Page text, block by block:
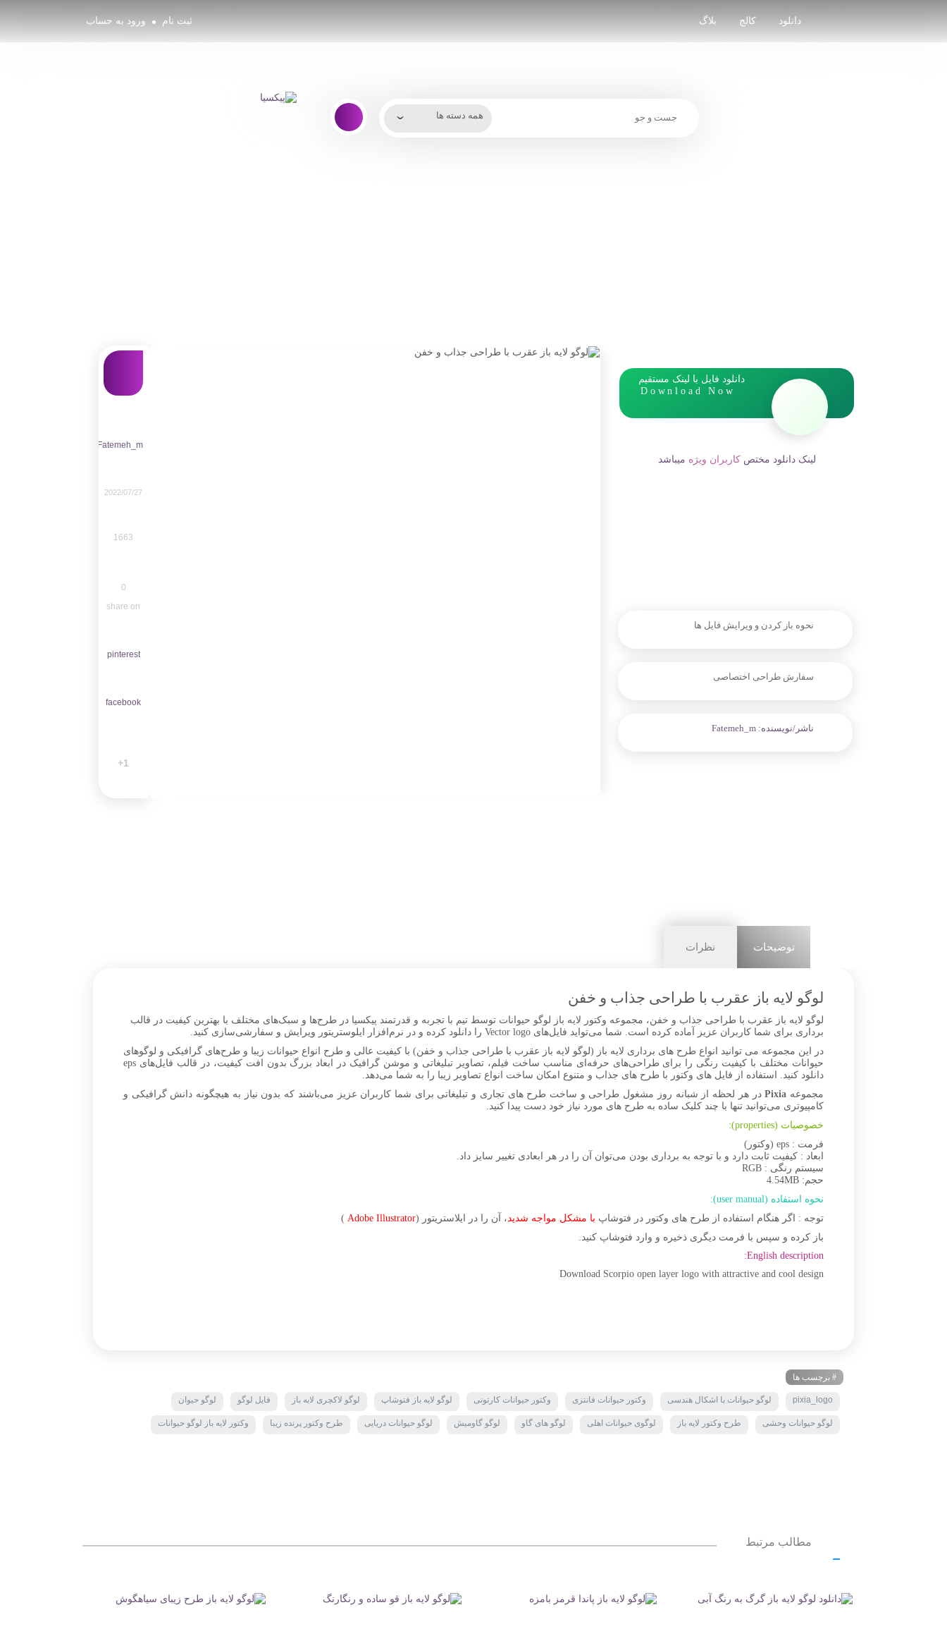
دانلود کالج بلاگ ثبت نام ورود به حساب
دانلود فایل با لینک مستقیم
Download Now
لینک دانلود مختصکاربران ویژه میباشد
نحوه باز کردن و ویرایش فایل ها
سفارش طراحی اختصاصی
ناشر/نویسنده: Fatemeh_m
Fatemeh_m
2022/07/27
1663
0
share on
pinterest
facebook
1+
توضیحات نظرات
لوگو لایه باز عقرب با طراحی جذاب و خفن
لوگو لایه باز عقرب با طراحی جذاب و خفن، مجموعه وکتور لایه باز لوگو حیوانات توسط تیم با تجربه و قدرتمند پیکسیا در طرح‌ها و سبک‌های مختلف با بهترین کیفیت در قالب
برداری برای شما کاربران عزیز آماده کرده است. شما می‌تواید فایل‌های Vector logo را دانلود کرده و در نرم‌افزار ایلوستریتور ویرایش و سفارشی‌سازی کنید.
در این مجموعه می توانید انواع طرح های برداری لایه باز (لوگو لایه باز عقرب با طراحی جذاب و خفن) با کیفیت عالی و طرح انواع حیوانات زیبا و طرح‌های گرافیکی و لوگوهای
حیوانات مختلف با کیفیت رنگی را برای طراحی‌های حرفه‌ای مناسب ساخت فیلم، تصاویر تبلیغاتی و موشن گرافیک در ابعاد بزرگ بدون افت کیفیت، در قالب فایل‌های eps
دانلود کنید. استفاده از فایل های وکتور با طرح های جذاب و متنوع امکان ساخت انواع تصاویر زیبا را به شما می‌دهد.
مجموعه Pixia در هر لحظه از شبانه روز مشغول طراحی و ساخت طرح های تجاری و تبلیغاتی برای شما کاربران عزیز می‌باشند که بدون نیاز به هیچگونه دانش گرافیکی و
کامپیوتری می‌توانید تنها با چند کلیک ساده به طرح های مورد نیاز خود دست پیدا کنید.
خصوصیات (properties):
فرمت : eps (وکتور)
ابعاد : کیفیت ثابت دارد و با توجه به برداری بودن می‌توان آن را در هر ابعادی تغییر سایز داد.
سیستم رنگی : RGB
حجم: 4.54MB
نحوه استفاده (user manual):
توجه : اگر هنگام استفاده از طرح های وکتور در فتوشاپ با مشکل مواجه شدید، آن را در ایلاستریتور (Adobe Illustrator
)
باز کرده و سپس با فرمت دیگری ذخیره و وارد فتوشاپ کنید.
English description:
Download Scorpio open layer logo with attractive and cool design
# برچسب ها
pixia_logo لوگو حیوانات با اشکال هندسی وکتور حیوانات فانتزی وکتور حیوانات کارتونی لوگو لایه باز فتوشاپ لوگو لاکچری لایه باز فایل لوگو لوگو حیوان
لوگو حیوانات وحشی طرح وکتور لایه باز لوگوی حیوانات اهلی لوگو های گاو لوگو گاومیش لوگو حیوانات دریایی طرح وکتور پرنده زیبا وکتور لایه باز لوگو حیوانات
مطالب مرتبط